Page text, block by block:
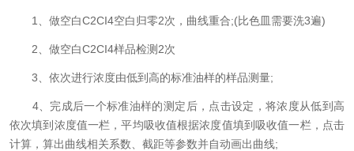
1、做空白C2CI4空白归零2次，曲线重合;(比色皿需要洗3遍)
2、做空白C2CI4样品检测2次
3、依次进行浓度由低到高的标准油样的样品测量;
4、完成后一个标准油样的测定后，点击设定，将浓度从低到高
依次填到浓度值一栏，平均吸收值根据浓度值填到吸收值一栏，点击
计算，算出曲线相关系数、截距等参数并自动画出曲线;